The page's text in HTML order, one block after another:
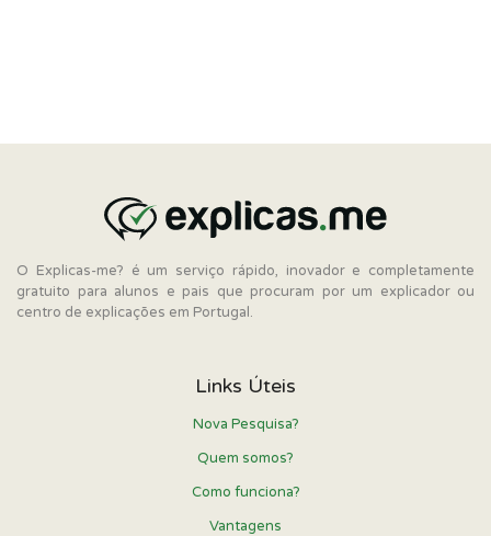
O Explicas-me? é um serviço rápido, inovador e completamente
gratuito para alunos e pais que procuram por um explicador ou
centro de explicações em Portugal.
Links Úteis
Nova Pesquisa?
Quem somos?
Como funciona?
Vantagens